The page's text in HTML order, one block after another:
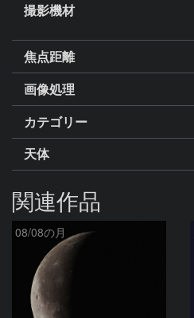
撮影機材
焦点距離
画像処理
カテゴリー
天体
関連作品
08/08の月